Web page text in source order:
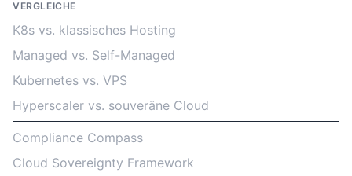
VERGLEICHE
K8s vs. klassisches Hosting
Managed vs. Self-Managed
Kubernetes vs. VPS
Hyperscaler vs. souveräne Cloud
Compliance Compass
Cloud Sovereignty Framework